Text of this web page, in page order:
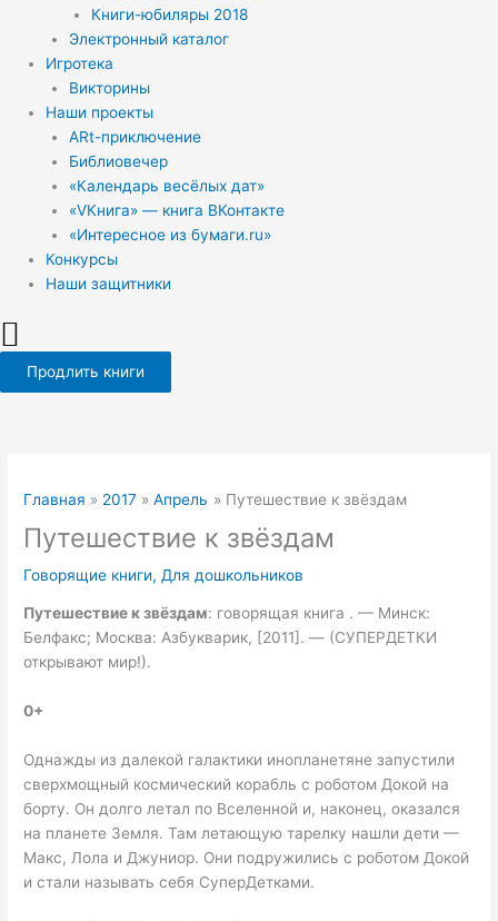
Книги-юбиляры 2018
Электронный каталог
Игротека
Викторины
Наши проекты
ARt-приключение
Библиовечер
«Календарь весёлых дат»
«VКнига» — книга ВКонтакте
«Интересное из бумаги.ru»
Конкурсы
Наши защитники
Продлить книги
Главная 2017 Апрель Путешествие к звёздам
Путешествие к звёздам
Говорящие книги, Для дошкольников
Путешествие к звёздам: говорящая книга . — Минск:
Белфакс; Москва: Азбукварик, [2011]. — (СУПЕРДЕТКИ
открывают мир!).
0+
Однажды из далекой галактики инопланетяне запустили
сверхмощный космический корабль с роботом Докой на
борту. Он долго летал по Вселенной и, наконец, оказался
на планете Земля. Там летающую тарелку нашли дети —
Макс, Лола и Джуниор. Они подружились с роботом Докой
и стали называть себя СуперДетками.